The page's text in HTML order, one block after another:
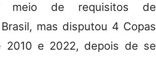
meio de requisitos de
mas disputou 4 Copas
2010 e 2022, depois de se